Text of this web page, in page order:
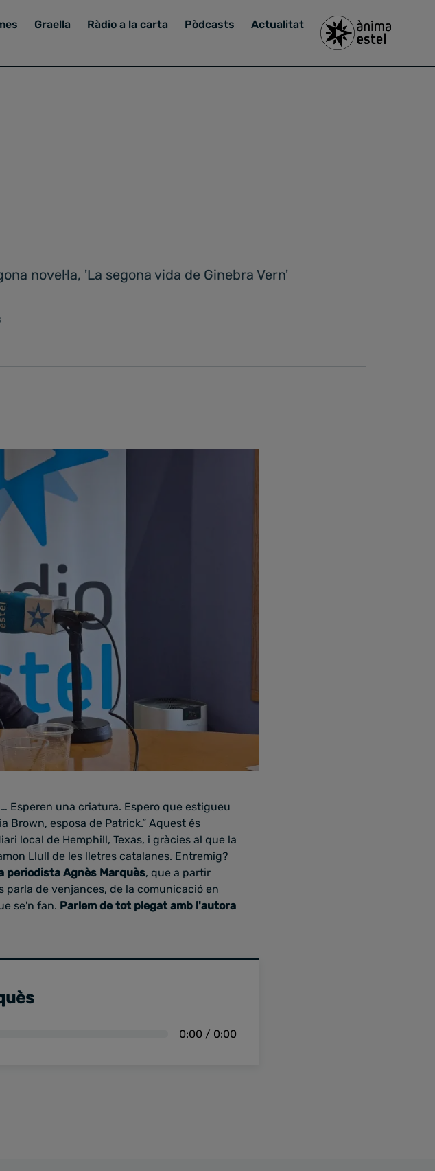
Graella Ràdio a la carta Pòdcasts Actualitat
novel·la, 'La segona vida de Ginebra Vern'
Esperen una criatura. Espero que estigueu
Brown, esposa de Patrick.” Aquest és
local de Hemphill, Texas, i gràcies al que la
Llull de les lletres catalanes. Entremig?
periodista Agnès Marquès, que a partir
parla de venjances, de la comunicació en
se'n fan. Parlem de tot plegat amb l'autora
0:00 / 0:00